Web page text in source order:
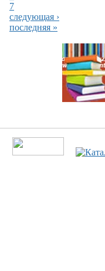
7
следующая ›
последняя »